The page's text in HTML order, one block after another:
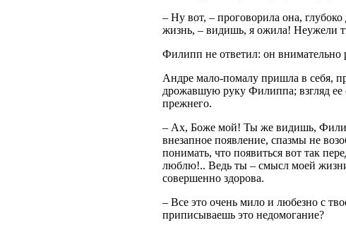
– Ну вот, – проговорила она,
жизнь, – видишь, я ожила! Неужели
Филипп не ответил: он внимательно
Андре мало-помалу пришла в себя,
дрожавшую руку Филиппа; взгляд ее
прежнего.
– Ax, Боже мой! Ты же видишь,
внезапное появление, спазмы не
понимать, что появиться вот так
люблю!.. Ведь ты – смысл моей
совершенно здорова.
– Все это очень мило и любезно с
приписываешь это недомогание?